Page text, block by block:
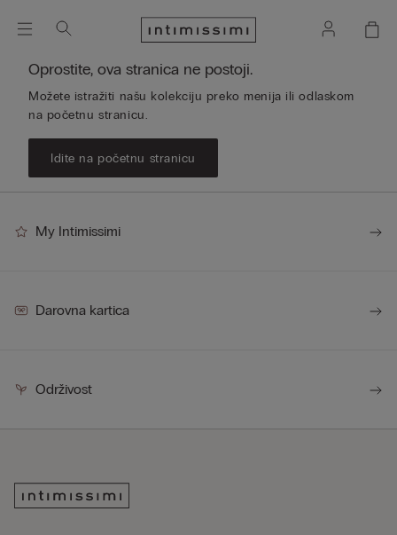
Oprostite, ova stranica ne postoji.
Možete istražiti našu kolekciju preko menija ili odlaskom
na početnu stranicu.
Idite na početnu stranicu
My Intimissimi
Darovna kartica
Održivost